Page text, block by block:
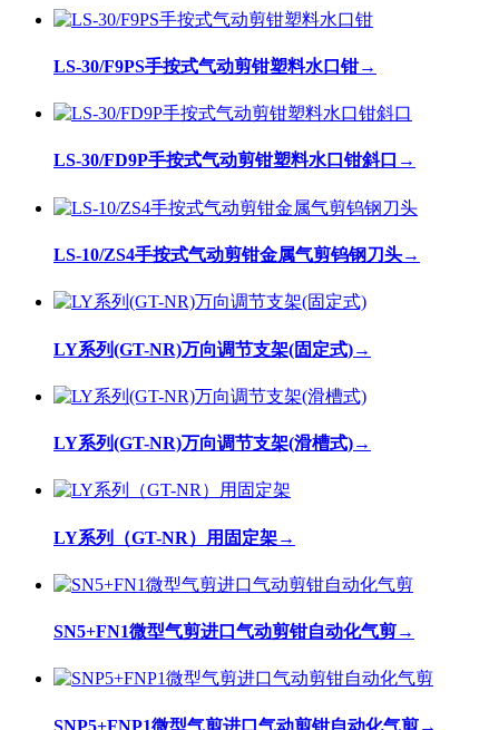
LS-30/F9PS手按式气动剪钳塑料水口钳→
LS-30/FD9P手按式气动剪钳塑料水口钳斜口 →
LS-10/ZS4手按式气动剪钳金属气剪钨钢刀头→
LY系列(GT-NR)万向调节支架(固定式)→
LY系列(GT-NR)万向调节支架(滑槽式)→
LY系列（GT-NR）用固定架→
SN5+FN1微型气剪进口气动剪钳自动化气剪→
SNP5+FNP1微型气剪进口气动剪钳自动化气剪→